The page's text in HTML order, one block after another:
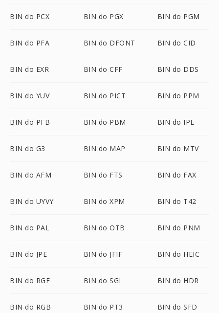
BIN do PCX BIN do PGX BIN do PGM
BIN do PFA BIN do DFONT BIN do CID
BIN do EXR BIN do CFF BIN do DDS
BIN do YUV BIN do PICT BIN do PPM
BIN do PFB BIN do PBM BIN do IPL
BIN do G3 BIN do MAP BIN do MTV
BIN do AFM BIN do FTS BIN do FAX
BIN do UYVY BIN do XPM BIN do T42
BIN do PAL BIN do OTB BIN do PNM
BIN do JPE BIN do JFIF BIN do HEIC
BIN do RGF BIN do SGI BIN do HDR
BIN do RGB BIN do PT3 BIN do SFD